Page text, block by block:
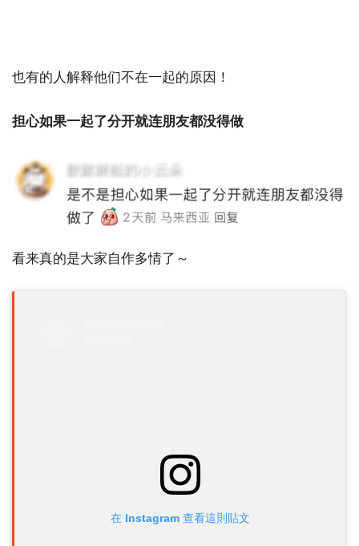
也有的人解释他们不在一起的原因！
担心如果一起了分开就连朋友都没得做
看来真的是大家自作多情了～
在 Instagram 查看這則貼文